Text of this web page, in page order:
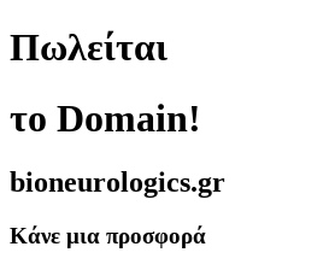
Πωλείται
το Domain!
bioneurologics.gr
Κάνε μια προσφορά